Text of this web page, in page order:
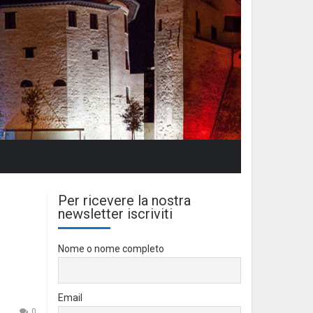
Per ricevere la nostra
newsletter iscriviti
Nome o nome completo
Email